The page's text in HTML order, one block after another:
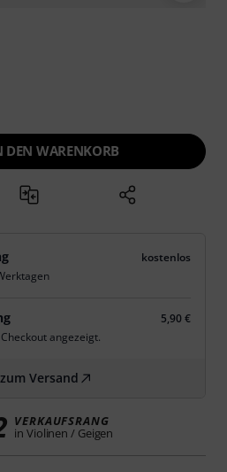
DEN WARENKORB
kostenlos
5,90 €
angezeigt.
Versand
VERKAUFSRANG
in Violinen / Geigen